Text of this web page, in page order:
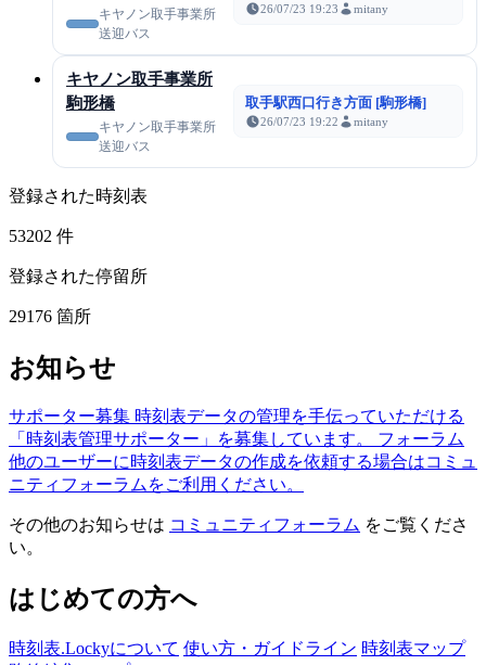
キヤノン取手事業所
送迎バス
26/07/23 19:23 mitany
キヤノン取手事業所
駒形橋
キヤノン取手事業所
送迎バス
取手駅西口行き方面 [駒形橋]
26/07/23 19:22 mitany
登録された時刻表
53202 件
登録された停留所
29176 箇所
お知らせ
サポーター募集 時刻表データの管理を手伝っていただける
「時刻表管理サポーター」を募集しています。
フォーラム
他のユーザーに時刻表データの作成を依頼する場合はコミュ
ニティフォーラムをご利用ください。
その他のお知らせは コミュニティフォーラム をご覧くださ
い。
はじめての方へ
時刻表.Lockyについて 使い方・ガイドライン 時刻表マップ